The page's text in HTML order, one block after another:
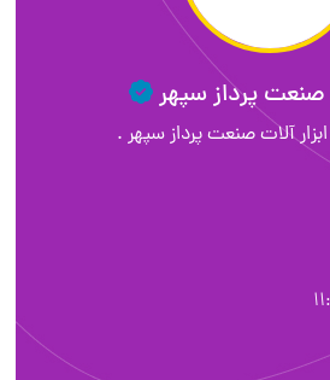
پرداز سپهر
آلات صنعت پرداز سپهر .